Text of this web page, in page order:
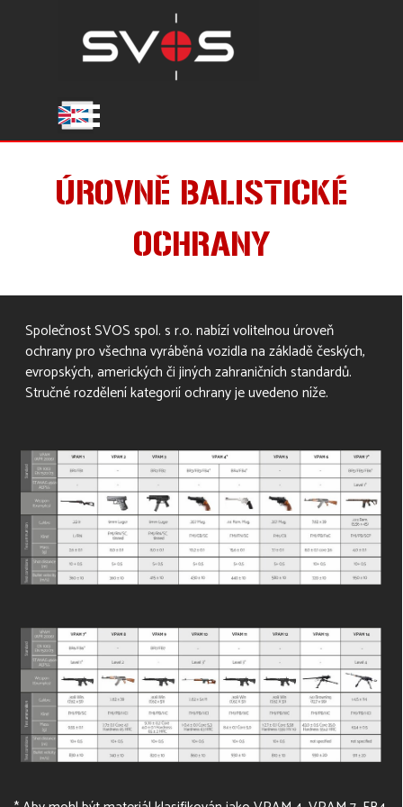
Přeskočit menu
ÚROVNĚ BALISTICKÉ
OCHRANY
Společnost SVOS spol. s r.o. nabízí volitelnou úroveň
ochrany pro všechna vyráběná vozidla na základě českých,
evropských, amerických či jiných zahraničních standardů.
Stručné rozdělení kategorií ochrany je uvedeno níže.